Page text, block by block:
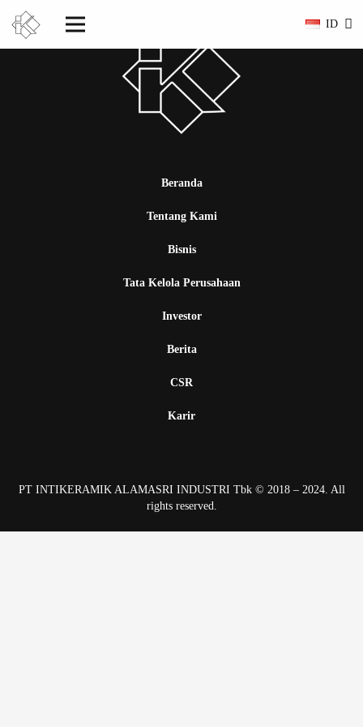
ID
Beranda
Tentang Kami
Bisnis
Tata Kelola Perusahaan
Investor
Berita
CSR
Karir
PT INTIKERAMIK ALAMASRI INDUSTRI Tbk © 2018 – 2024. All
rights reserved.